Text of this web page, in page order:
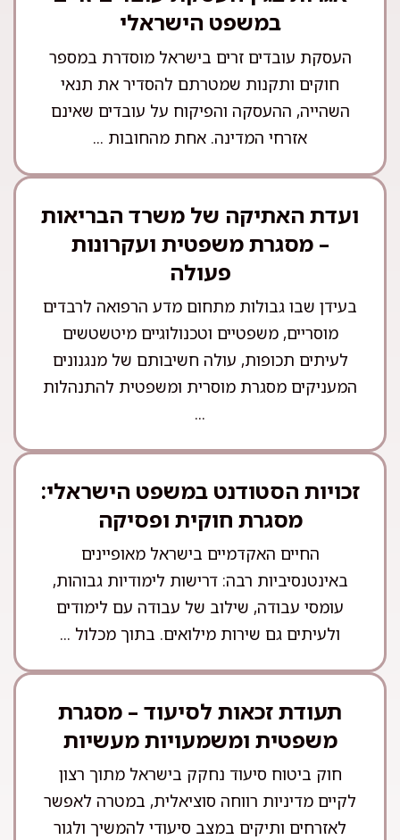
במשפט הישראלי
העסקת עובדים זרים בישראל מוסדרת במספר
חוקים ותקנות שמטרתם להסדיר את תנאי
השהייה, ההעסקה והפיקוח על עובדים שאינם
אזרחי המדינה. אחת מהחובות ...
ועדת האתיקה של משרד הבריאות
– מסגרת משפטית ועקרונות
פעולה
בעידן שבו גבולות מתחום מדע הרפואה לרבדים
מוסריים, משפטיים וטכנולוגיים מיטשטשים
לעיתים תכופות, עולה חשיבותם של מנגנונים
המעניקים מסגרת מוסרית ומשפטית להתנהלות
...
זכויות הסטודנט במשפט הישראלי:
מסגרת חוקית ופסיקה
החיים האקדמיים בישראל מאופיינים
באינטנסיביות רבה: דרישות לימודיות גבוהות,
עומסי עבודה, שילוב של עבודה עם לימודים
ולעיתים גם שירות מילואים. בתוך מכלול ...
תעודת זכאות לסיעוד – מסגרת
משפטית ומשמעויות מעשיות
חוק ביטוח סיעוד נחקק בישראל מתוך רצון
לקיים מדיניות רווחה סוציאלית, במטרה לאפשר
לאזרחים ותיקים במצב סיעודי להמשיך ולגור